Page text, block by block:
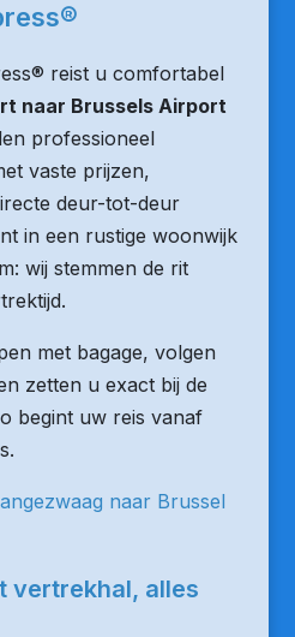
reist u comfortabel
naar Brussels Airport
professioneel
vaste prijzen,
deur-tot-deur
in een rustige woonwijk
wij stemmen de rit
met bagage, volgen
zetten u exact bij de
begint uw reis vanaf
naar Brussel
vertrekhal, alles